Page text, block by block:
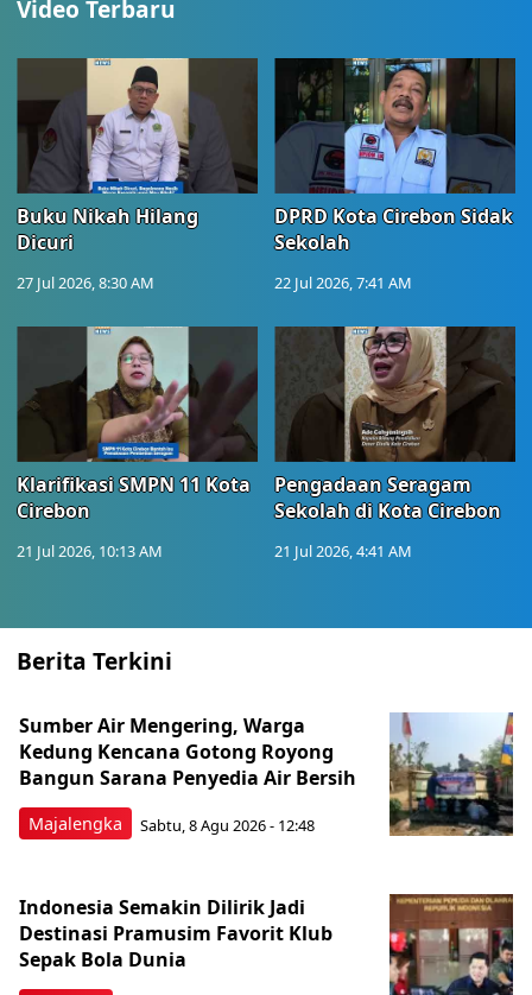
Video Terbaru
Buku Nikah Hilang
Dicuri
27 Jul 2026, 8:30 AM
DPRD Kota Cirebon Sidak
Sekolah
22 Jul 2026, 7:41 AM
Klarifikasi SMPN 11 Kota
Cirebon
21 Jul 2026, 10:13 AM
Pengadaan Seragam
Sekolah di Kota Cirebon
21 Jul 2026, 4:41 AM
Berita Terkini
Majalengka
Sumber Air Mengering, Warga
Kedung Kencana Gotong Royong
Bangun Sarana Penyedia Air Bersih
Sabtu, 8 Agu 2026 - 12:48
Indonesia Semakin Dilirik Jadi
Destinasi Pramusim Favorit Klub
Sepak Bola Dunia